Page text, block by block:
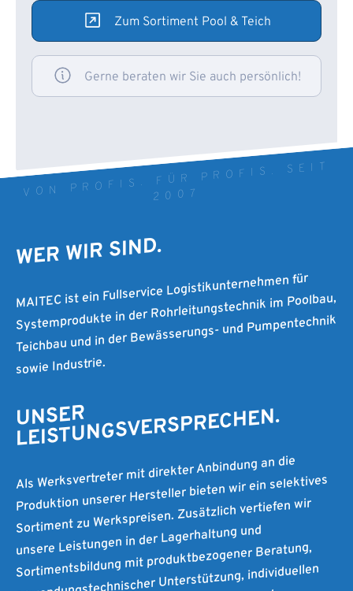
Zum Sortiment Pool & Teich
Gerne beraten wir Sie auch persönlich!
VON PROFIS. FÜR PROFIS. SEIT
2007
WER WIR SIND.
MAITEC ist ein Fullservice Logistikunternehmen für
Systemprodukte in der Rohrleitungstechnik im Poolbau,
Teichbau und in der Bewässerungs- und Pumpentechnik
sowie Industrie.
UNSER
LEISTUNGSVERSPRECHEN.
Als Werksvertreter mit direkter Anbindung an die
Produktion unserer Hersteller bieten wir ein selektives
Sortiment zu Werkspreisen. Zusätzlich vertiefen wir
unsere Leistungen in der Lagerhaltung und
Sortimentsbildung mit produktbezogener Beratung,